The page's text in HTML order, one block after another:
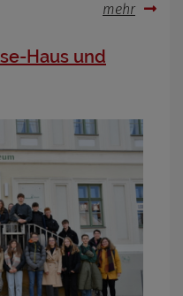
mehr
Haus und